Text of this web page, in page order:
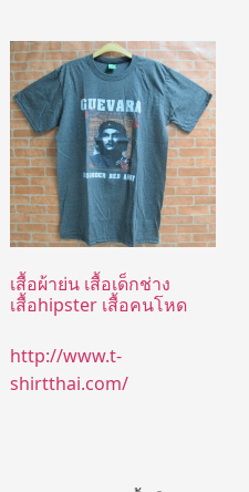
เสื้อผ้าย่น เสื้อเด็กช่าง
เสื้อhipster เสื้อคนโหด
http://www.t-
shirtthai.com/